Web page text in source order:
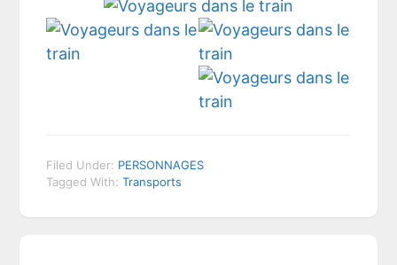
Filed Under: PERSONNAGES
Tagged With:Transports